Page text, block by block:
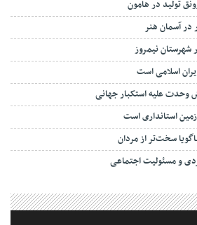
تولید در هامون
شهرستان نیمروز
اسلامی است
وحدت علیه استکبار جهانی
استانداری است
سخت‌تر از مردان
و مسئولیت اجتماعی